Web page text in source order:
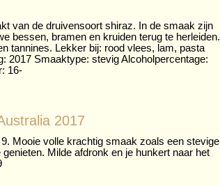
van de druivensoort shiraz. In de smaak zijn
bessen, bramen en kruiden terug te herleiden.
tannines. Lekker bij: rood vlees, lam, pasta
2017 Smaaktype: stevig Alcoholpercentage:
16-
2017
Mooie volle krachtig smaak zoals een stevige
Milde afdronk en je hunkert naar het